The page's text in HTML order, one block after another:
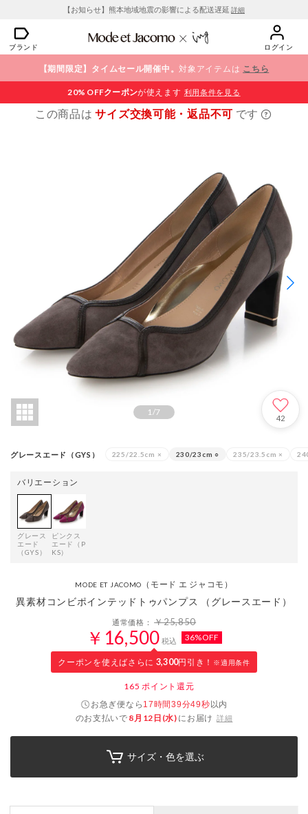
【お知らせ】熊本地域地震の影響による配送遅延 詳細
ブランド ログイン
【期間限定】タイムセール開催中。対象アイテムは こちら
20% OFFクーポンが使えます 利用条件を見る
この商品はサイズ交換可能・返品不可 です
1/7
42
グレースエード（GYS） 225/22.5cm × 230/23cm ○ 235/23.5cm ×
バリエーション
グレース
エード
（GYS）
ピンクス
エード（P
KS）
MODE ET JACOMO （モード エ ジャコモ）
異素材コンビポインテッドトゥパンプス （グレースエード）
通常価格：￥25,850
￥16,500 税込 36%OFF
クーポンを使えばさらに 3,300円引き！ ※適用条件
165 ポイント還元
お急ぎ便なら 17時間39分48秒以内
のお支払いで 8月12日(水) にお届け 詳細
サイズ・色を選ぶ